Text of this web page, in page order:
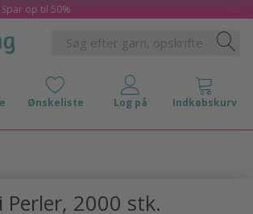
op til 50%
Perler, 2000 stk.